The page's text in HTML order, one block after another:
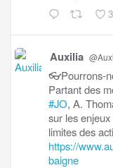
3
Auxilia
👓Pourrons-
Partant des
#JO, A.
sur les
limites des
https://
baigne